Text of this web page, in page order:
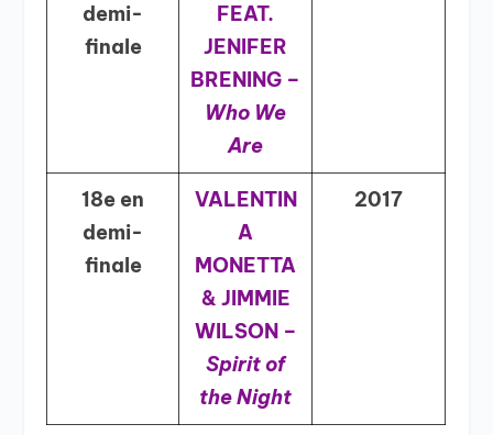
demi-
finale
FEAT.
JENIFER
BRENING –
Who We
Are
18e en
demi-
finale
VALENTIN
A
MONETTA
& JIMMIE
WILSON –
Spirit of
the Night
2017